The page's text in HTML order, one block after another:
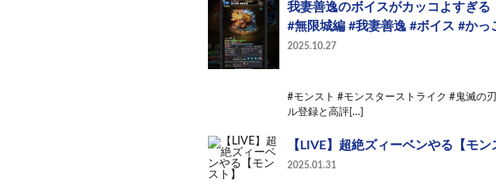
我妻善逸のボイスがカッコよすぎ
#無限城編 #我妻善逸 #ボイス #かっ
2025.10.27
#モンスト #モンスターストライク #鬼滅の
ル登録と高評[…]
【LIVE】超絶ズィーベンやる【モン
2025.01.31